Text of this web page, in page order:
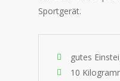
Sportgerät.
gutes
10